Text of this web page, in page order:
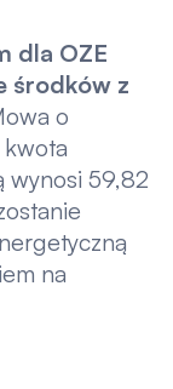
dla OZE
środków z
o
wynosi 59,82
na